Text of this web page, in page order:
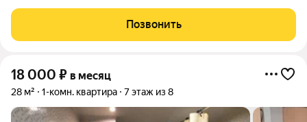
Позвонить
18 000 ₽ в месяц
28 м² 1-комн. квартира 7 этаж из 8